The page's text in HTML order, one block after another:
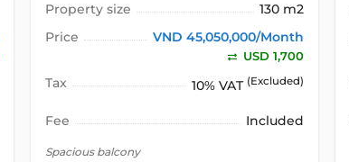
Property size
130 m2
Price
VND 45,050,000/Month
USD 1,700
Tax 10% VAT (Excluded)
Fee Included
Spacious balcony